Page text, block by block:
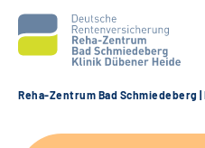
Reha-Zentrum Bad Schmiedeberg